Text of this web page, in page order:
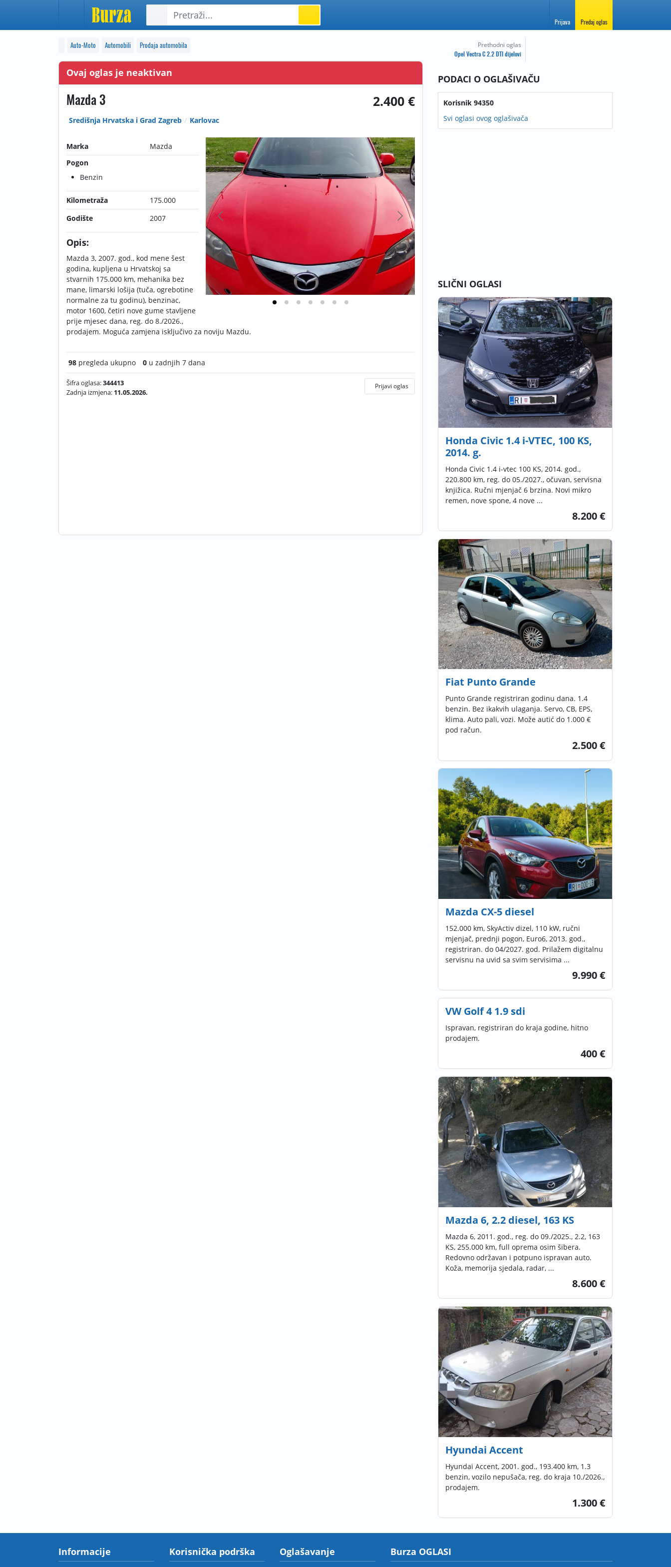
Prijava Predaj oglas
Auto-Moto Automobili Prodaja automobila
Ovaj oglas je neaktivan
Mazda 3 2.400 €
Središnja Hrvatska i Grad Zagreb Karlovac
Marka
Mazda
Pogon
Benzin
Kilometraža
175.000
Godište
2007
Opis:
Mazda 3, 2007. god., kod mene šest
godina, kupljena u Hrvatskoj sa
stvarnih 175.000 km, mehanika bez
mane, limarski lošija (tuča, ogrebotine
normalne za tu godinu), benzinac,
motor 1600, četiri nove gume stavljene
prije mjesec dana, reg. do 8./2026.,
prodajem. Moguća zamjena isključivo za noviju Mazdu.
98 pregleda ukupno 0 u zadnjih 7 dana
Šifra oglasa:344413
Zadnja izmjena: 11.05.2026.
Prijavi oglas
Prethodni oglas
Opel Vectra C 2.2 DTI dijelovi
PODACI O OGLAŠIVAČU
Korisnik 94350
Svi oglasi ovog oglašivača
SLIČNI OGLASI
Honda Civic 1.4 i-VTEC, 100 KS,
2014. g.
Honda Civic 1.4 i-vtec 100 KS, 2014. god.,
220.800 km, reg. do 05./2027., očuvan, servisna
knjižica. Ručni mjenjač 6 brzina. Novi mikro
remen, nove spone, 4 nove ...
8.200 €
Fiat Punto Grande
Punto Grande registriran godinu dana. 1.4
benzin. Bez ikakvih ulaganja. Servo, CB, EPS,
klima. Auto pali, vozi. Može autić do 1.000 €
pod račun.
2.500 €
Mazda CX-5 diesel
152.000 km, SkyActiv dizel, 110 kW, ručni
mjenjač, prednji pogon, Euro6, 2013. god.,
registriran. do 04/2027. god. Prilažem digitalnu
servisnu na uvid sa svim servisima ...
9.990 €
VW Golf 4 1.9 sdi
Ispravan, registriran do kraja godine, hitno
prodajem.
400 €
Mazda 6, 2.2 diesel, 163 KS
Mazda 6, 2011. god., reg. do 09./2025., 2.2, 163
KS, 255.000 km, full oprema osim šibera.
Redovno održavan i potpuno ispravan auto.
Koža, memorija sjedala, radar, ...
8.600 €
Hyundai Accent
Hyundai Accent, 2001. god., 193.400 km, 1.3
benzin, vozilo nepušača, reg. do kraja 10./2026.,
prodajem.
1.300 €
Informacije Korisnička podrška Oglašavanje Burza OGLASI